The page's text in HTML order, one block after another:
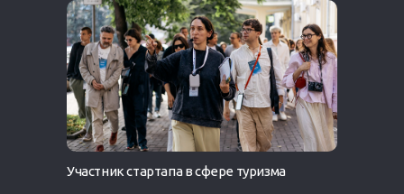
Участник стартапа в сфере туризма